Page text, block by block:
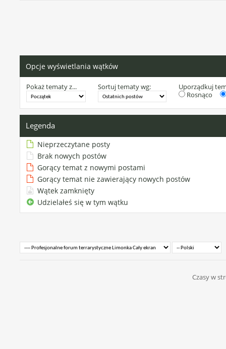
Opcje wyświetlania wątków
Pokaż tematy z... Sortuj tematy wg:
Uporządkuj
Rosnąco
Legenda
Nieprzeczytane posty
Brak nowych postów
Gorący temat z nowymi postami
Gorący temat nie zawierający nowych postów
Wątek zamknięty
Udzielałeś się w tym wątku
Czasy w